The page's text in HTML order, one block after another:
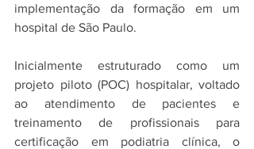
implementação da formação em um
hospital de São Paulo.
Inicialmente estruturado como um
projeto piloto (POC) hospitalar, voltado
ao atendimento de pacientes e
treinamento de profissionais para
certificação em podiatria clínica, o